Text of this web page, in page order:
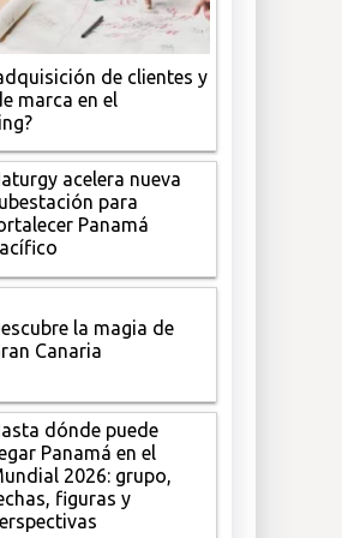
de clientes y
marca en el
acelera nueva
para
Panamá
la magia de
Canaria
dónde puede
Panamá en el
2026: grupo,
figuras y